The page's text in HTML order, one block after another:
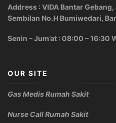
Address : VIDA Bantar
Sembilan No.H Bumiwedari,
Senin – Jum’at : 08:00 – 16:30
OUR SITE
Gas Medis Rumah Sakit
Nurse Call Rumah Sakit